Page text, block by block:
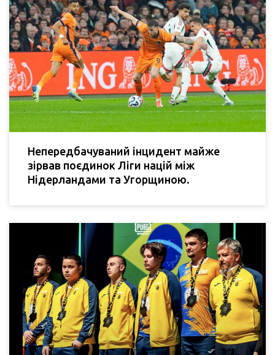
Непередбачуваний інцидент майже
зірвав поєдинок Ліги націй між
Нідерландами та Угорщиною.